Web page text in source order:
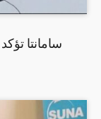
سامانتا